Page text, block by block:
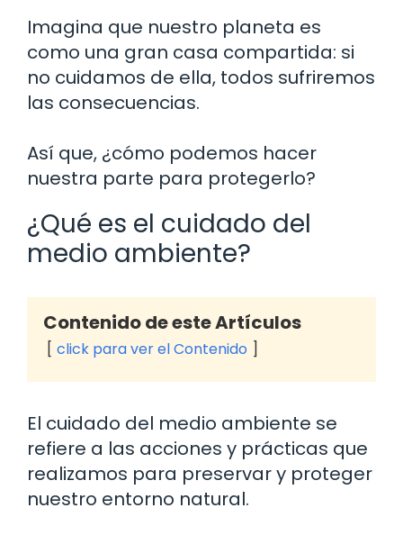
Imagina que nuestro planeta es
como una gran casa compartida: si
no cuidamos de ella, todos sufriremos
las consecuencias.
Así que, ¿cómo podemos hacer
nuestra parte para protegerlo?
¿Qué es el cuidado del
medio ambiente?
Contenido de este Artículos
click para ver el Contenido
El cuidado del medio ambiente se
refiere a las acciones y prácticas que
realizamos para preservar y proteger
nuestro entorno natural.